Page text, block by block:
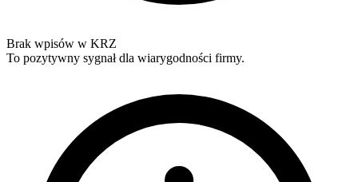
Brak wpisów w KRZ
To pozytywny sygnał dla wiarygodności firmy.